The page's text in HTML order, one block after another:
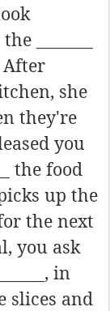
_______
After
she
they're
you
the food
up the
the next
you ask
in
slices and